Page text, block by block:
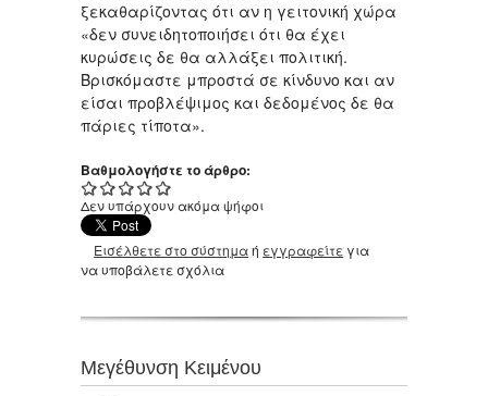
ξεκαθαρίζοντας ότι αν η γειτονική χώρα
«δεν συνειδητοποιήσει ότι θα έχει
κυρώσεις δε θα αλλάξει πολιτική.
Βρισκόμαστε μπροστά σε κίνδυνο και αν
είσαι προβλέψιμος και δεδομένος δε θα
πάριες τίποτα».
Βαθμολογήστε το άρθρο:
Δεν υπάρχουν ακόμα ψήφοι
Εισέλθετε στο σύστημαή εγγραφείτε για
να υποβάλετε σχόλια
Μεγέθυνση Κειμένου